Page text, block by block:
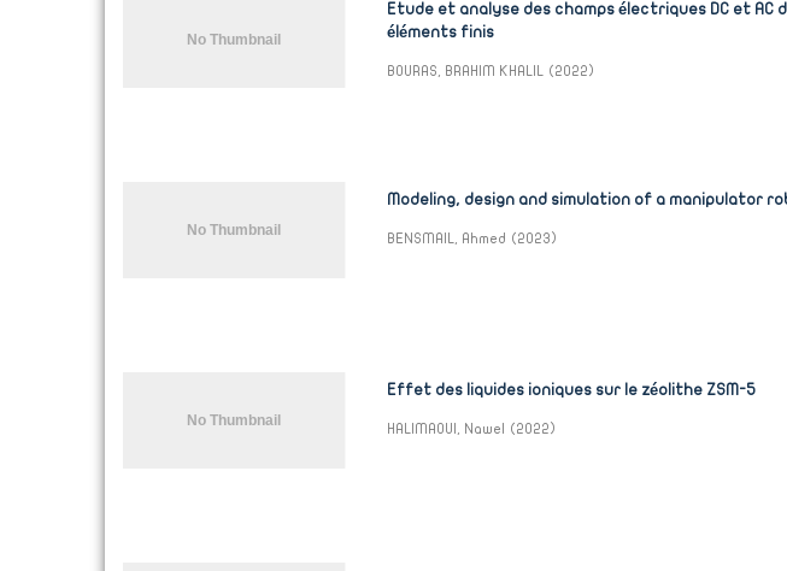
Etude et analyse des champs électriques DC et AC
éléments finis
BOURAS, BRAHIM KHALIL (2022)
Modeling, design and simulation of a manipulator
BENSMAIL, Ahmed (2023)
Effet des liquides ioniques sur le zéolithe ZSM-5
HALIMAOUI, Nawel (2022)